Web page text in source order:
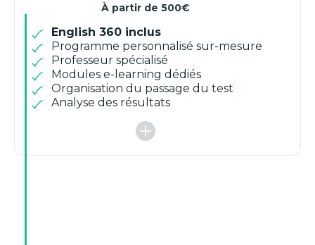
À partir de 500€
English 360 inclus
Programme personnalisé sur-mesure
Professeur spécialisé
Modules e-learning dédiés
Organisation du passage du test
Analyse des résultats